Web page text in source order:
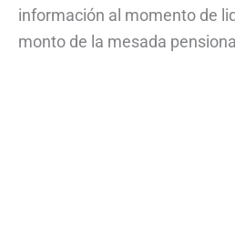
información al momento de
monto de la mesada